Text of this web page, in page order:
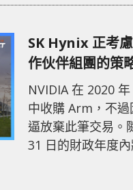
與俄羅斯開發的存
MSCT 研發的
SK Hynix 正考
作伙伴組團的策
NVIDIA 在 2020
中收購 Arm，不
逼放棄此筆交易。
31 日的財政年度
不過還有不少企